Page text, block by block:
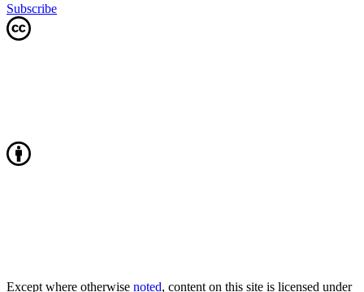
Subscribe
Except where otherwise noted, content on this site is licensed under